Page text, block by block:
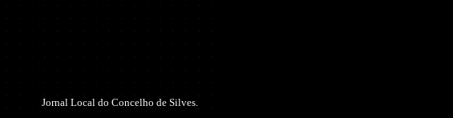
Jornal Local do Concelho de Silves.